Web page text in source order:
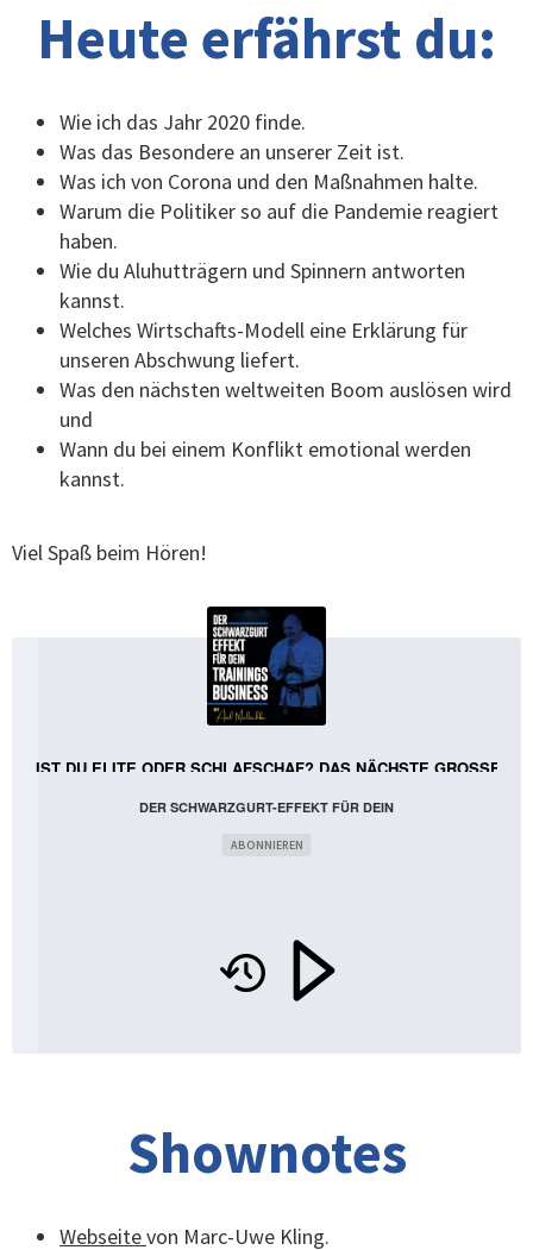
Heute erfährst du:
Wie ich das Jahr 2020 finde.
Was das Besondere an unserer Zeit ist.
Was ich von Corona und den Maßnahmen halte.
Warum die Politiker so auf die Pandemie reagiert
haben.
Wie du Aluhutträgern und Spinnern antworten
kannst.
Welches Wirtschafts-Modell eine Erklärung für
unseren Abschwung liefert.
Was den nächsten weltweiten Boom auslösen wird
und
Wann du bei einem Konflikt emotional werden
kannst.
Viel Spaß beim Hören!
DER SCHWARZGURT-EFFEKT FÜR DEIN
ABONNIEREN
30: BIST DU ELITE ODER SCHLAFSCHAF? DAS NÄCHSTE GROSSE
Shownotes
Webseitevon Marc-Uwe Kling.